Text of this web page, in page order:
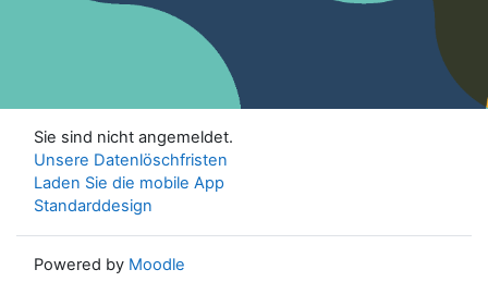
Sie sind nicht angemeldet.
Unsere Datenlöschfristen
Laden Sie die mobile App
Standarddesign
Powered by Moodle